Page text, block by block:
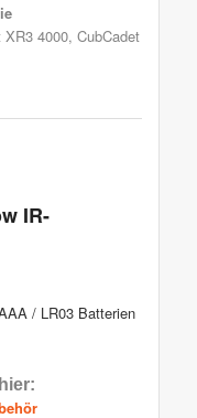
XR3 4000, CubCadet
IR-
/ LR03 Batterien